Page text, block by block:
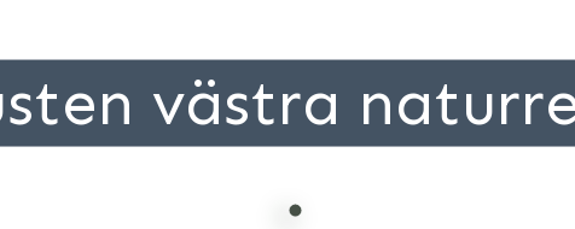
västra